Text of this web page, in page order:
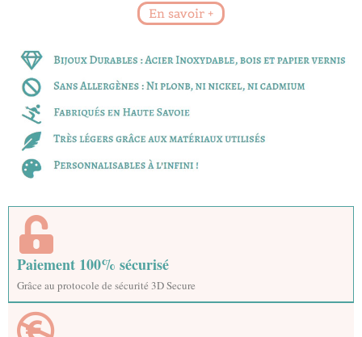
En savoir +
Paiement 100% sécurisé
Grâce au protocole de sécurité 3D Secure